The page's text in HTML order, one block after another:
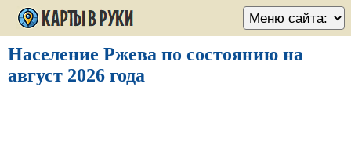
Население Ржева по состоянию на
август 2026 года